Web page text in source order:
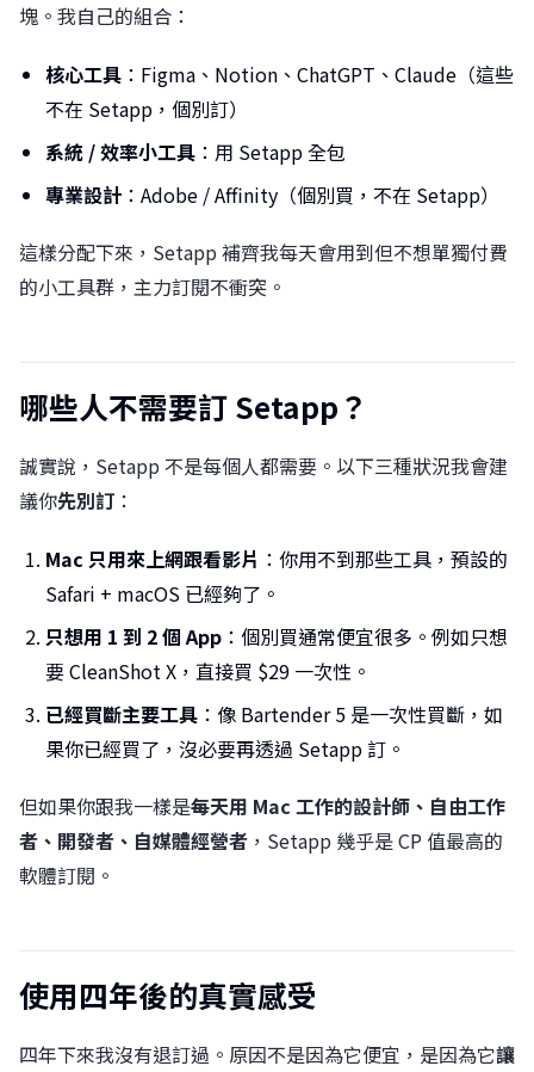
塊。我自己的組合：
核心工具 ：Figma、Notion、ChatGPT、Claude（這些
不在 Setapp，個別訂）
系統 / 效率小工具 ：用 Setapp 全包
專業設計 ：Adobe / Affinity（個別買，不在 Setapp）
這樣分配下來，Setapp 補齊我每天會用到但不想單獨付費
的小工具群，主力訂閱不衝突。
哪些人不需要訂 Setapp？
誠實說，Setapp 不是每個人都需要。以下三種狀況我會建
議你先別訂 ：
Mac 只用來上網跟看影片 ：你用不到那些工具，預設的
Safari + macOS 已經夠了。
只想用 1 到 2 個 App ：個別買通常便宜很多。例如只想
要 CleanShot X，直接買 $29 一次性。
已經買斷主要工具 ：像 Bartender 5 是一次性買斷，如
果你已經買了，沒必要再透過 Setapp 訂。
但如果你跟我一樣是每天用 Mac 工作的設計師、自由工作
者、開發者、自媒體經營者 ，Setapp 幾乎是 CP 值最高的
軟體訂閱。
使用四年後的真實感受
四年下來我沒有退訂過。原因不是因為它便宜，是因為它讓